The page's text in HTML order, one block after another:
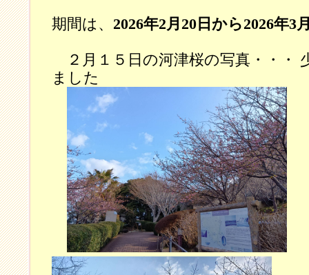
期間は、 2026年2月20日から2026年3
２月１５日の河津桜の写真・・・
ました